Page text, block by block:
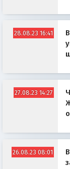
28.08.23 16:41
27.08.23 14:27
26.08.23 08:01